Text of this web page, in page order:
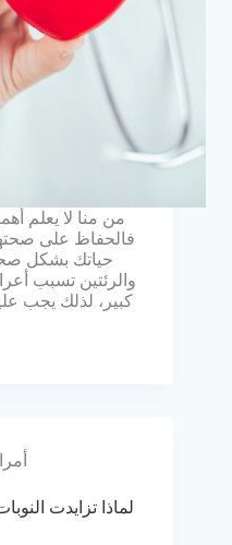
من منا لا يعلم
فالحفاظ على
حياتك بشكل
والرئتين تسبب
كبير، لذلك يجب
لماذا تزايدت